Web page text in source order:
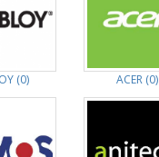
(0) ACER (0)